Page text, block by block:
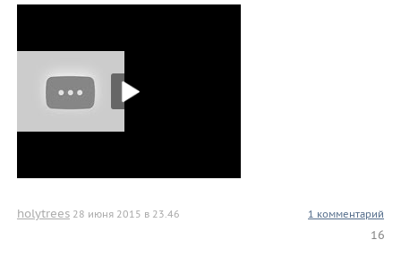
holytrees 28 июня 2015 в 23.46 1 комментарий
16